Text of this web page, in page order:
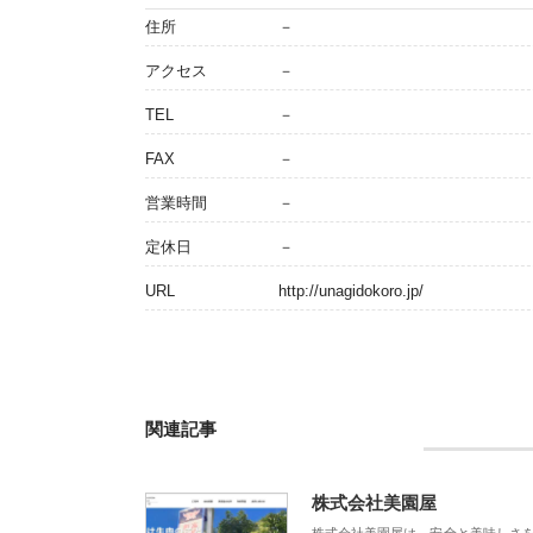
住所 －
アクセス －
TEL －
FAX －
営業時間 －
定休日 －
URL http://unagidokoro.jp/
関連記事
株式会社美園屋